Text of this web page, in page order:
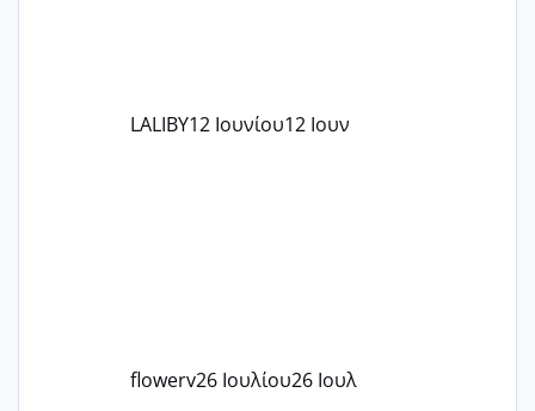
LALIBY12 Ιουνίου12 Ιουν
flowerv26 Ιουλίου26 Ιουλ